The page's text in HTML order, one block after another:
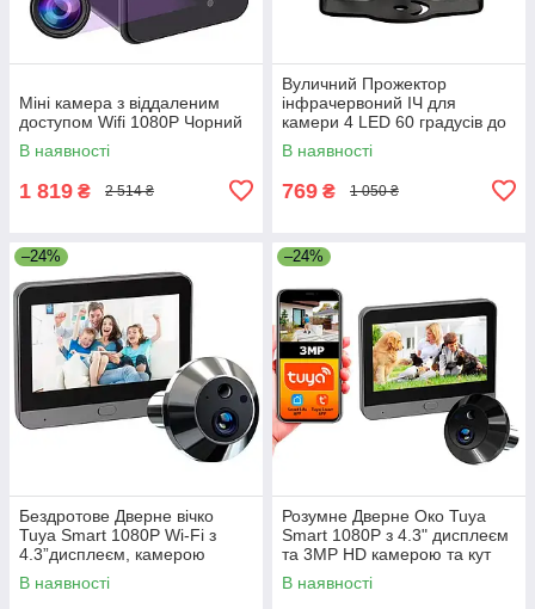
Міні камера з віддаленим
доступом Wifi 1080P Чорний
В наявності
1 819 ₴ 2 514 ₴
Вуличний Прожектор
інфрачервоний ІЧ для
камери 4 LED 60 градусів до
50 метрів ESCAM 460 Чорний
(Д7623)
В наявності
769 ₴ 1 050 ₴
–24%
Бездротове Дверне вічко
Tuya Smart 1080P Wi-Fi з
4.3”дисплеєм, камерою
нічного бачення і
мікрофоном Універсальне
В наявності
–24%
Розумне Дверне Око Tuya
Smart 1080P з 4.3" дисплеєм
та 3MP HD камерою та кут
огляду 150° Чорний
В наявності